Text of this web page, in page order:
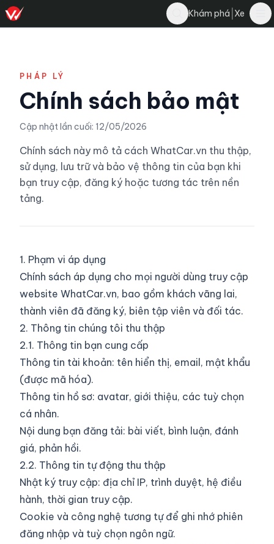
Khám phá Xe
PHÁP LÝ
Chính sách bảo mật
Cập nhật lần cuối: 12/05/2026
Chính sách này mô tả cách WhatCar.vn thu thập,
sử dụng, lưu trữ và bảo vệ thông tin của bạn khi
bạn truy cập, đăng ký hoặc tương tác trên nền
tảng.
1. Phạm vi áp dụng
Chính sách áp dụng cho mọi người dùng truy cập
website WhatCar.vn, bao gồm khách vãng lai,
thành viên đã đăng ký, biên tập viên và đối tác.
2. Thông tin chúng tôi thu thập
2.1. Thông tin bạn cung cấp
Thông tin tài khoản: tên hiển thị, email, mật khẩu
(được mã hóa).
Thông tin hồ sơ: avatar, giới thiệu, các tuỳ chọn
cá nhân.
Nội dung bạn đăng tải: bài viết, bình luận, đánh
giá, phản hồi.
2.2. Thông tin tự động thu thập
Nhật ký truy cập: địa chỉ IP, trình duyệt, hệ điều
hành, thời gian truy cập.
Cookie và công nghệ tương tự để ghi nhớ phiên
đăng nhập và tuỳ chọn ngôn ngữ.